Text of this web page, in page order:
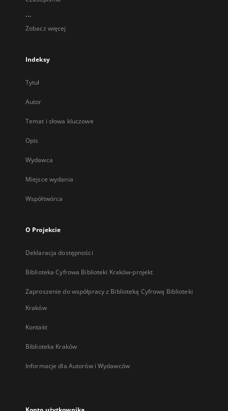
...
Zobacz więcej
Indeksy
Tytuł
Autor
Temat i słowa kluczowe
Opis
Wydawca
Miejsce wydania
Współtwórca
O Projekcie
Deklaracja dostępności
Biblioteka Cyfrowa Biblioteki Kraków-projekt
Zaproszenie do współpracy z Biblioteką Cyfrową Biblioteki
Kraków
Kontakt
Biblioteka Kraków
Informacje dla Autorów i Wydawców